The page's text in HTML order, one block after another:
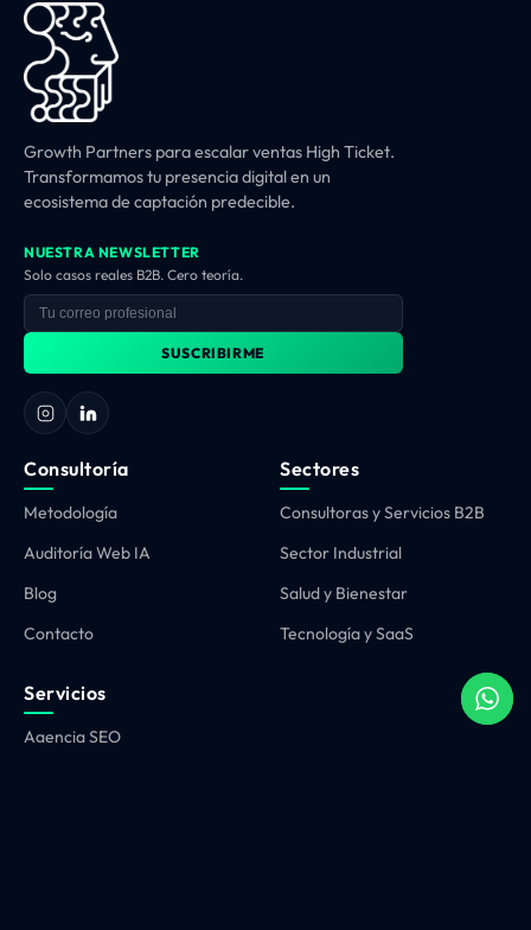
Growth Partners para escalar ventas High Ticket.
Transformamos tu presencia digital en un
ecosistema de captación predecible.
NUESTRA NEWSLETTER
Solo casos reales B2B. Cero teoría.
SUSCRIBIRME
Consultoría
Metodología
Auditoría Web IA
Blog
Contacto
Servicios
Agencia SEO
Sectores
Consultoras y Servicios B2B
Sector Industrial
Salud y Bienestar
Tecnología y SaaS